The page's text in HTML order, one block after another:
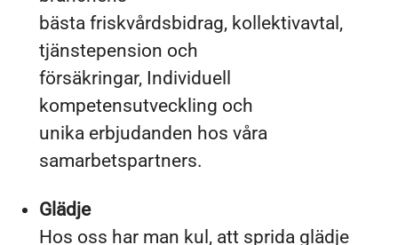
bästa friskvårdsbidrag, kollektivavtal,
tjänstepension och
försäkringar, Individuell
kompetensutveckling och
unika erbjudanden hos våra
samarbetspartners.
Glädje
Hos oss har man kul, att sprida glädje